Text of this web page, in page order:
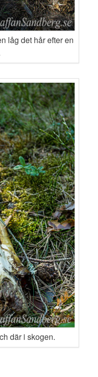
låg det hår efter en
där i skogen.